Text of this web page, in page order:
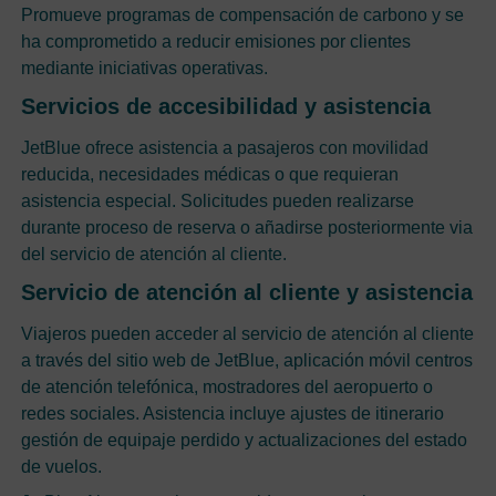
Promueve programas de compensación de carbono y se
ha comprometido a reducir emisiones por clientes
mediante iniciativas operativas.
Servicios de accesibilidad y asistencia
JetBlue ofrece asistencia a pasajeros con movilidad
reducida, necesidades médicas o que requieran
asistencia especial. Solicitudes pueden realizarse
durante proceso de reserva o añadirse posteriormente via
del servicio de atención al cliente.
Servicio de atención al cliente y asistencia
Viajeros pueden acceder al servicio de atención al cliente
a través del sitio web de JetBlue, aplicación móvil centros
de atención telefónica, mostradores del aeropuerto o
redes sociales. Asistencia incluye ajustes de itinerario
gestión de equipaje perdido y actualizaciones del estado
de vuelos.